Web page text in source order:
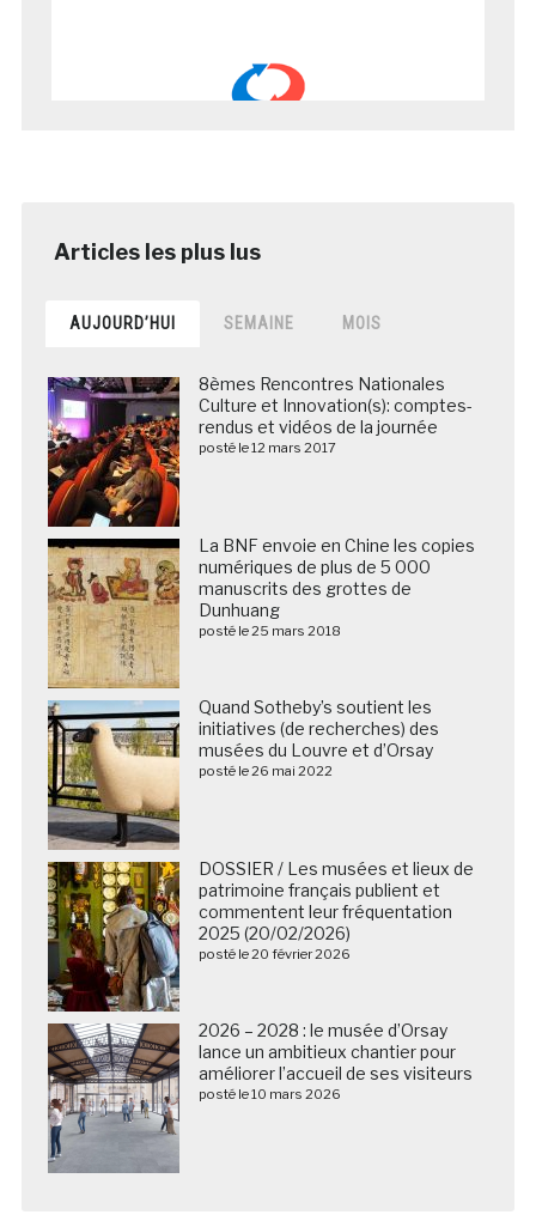
AUJOURD’HUI SEMAINE MOIS
8èmes Rencontres Nationales
Culture et Innovation(s): comptes-
rendus et vidéos de la journée
posté le 12 mars 2017
La BNF envoie en Chine les copies
numériques de plus de 5 000
manuscrits des grottes de
Dunhuang
posté le 25 mars 2018
Quand Sotheby’s soutient les
initiatives (de recherches) des
musées du Louvre et d’Orsay
posté le 26 mai 2022
DOSSIER / Les musées et lieux de
patrimoine français publient et
commentent leur fréquentation
2025 (20/02/2026)
posté le 20 février 2026
2026 – 2028 : le musée d’Orsay
lance un ambitieux chantier pour
améliorer l’accueil de ses visiteurs
posté le 10 mars 2026